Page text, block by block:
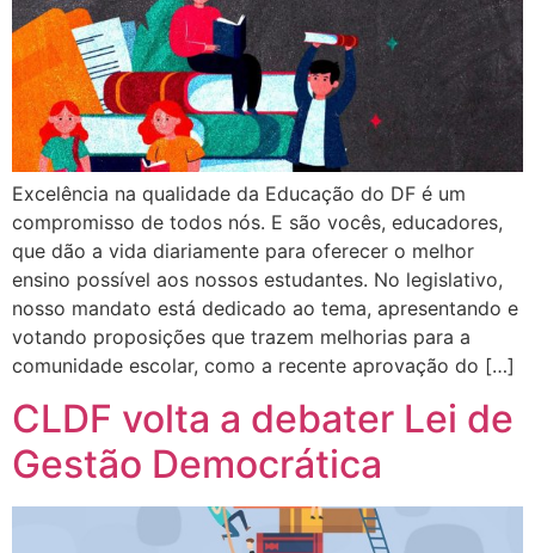
Excelência na qualidade da Educação do DF é um
compromisso de todos nós. E são vocês, educadores,
que dão a vida diariamente para oferecer o melhor
ensino possível aos nossos estudantes. No legislativo,
nosso mandato está dedicado ao tema, apresentando e
votando proposições que trazem melhorias para a
comunidade escolar, como a recente aprovação do […]
CLDF volta a debater Lei de
Gestão Democrática